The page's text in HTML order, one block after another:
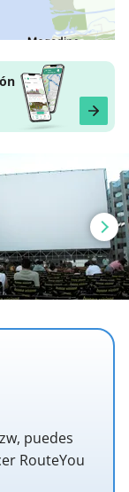
puedes
RouteYou